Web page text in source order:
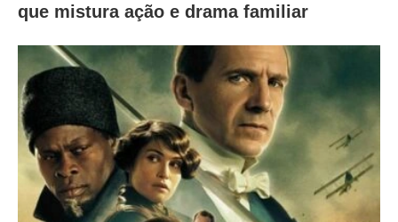
que mistura ação e drama familiar